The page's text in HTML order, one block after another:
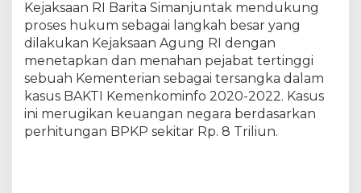
n
g
a
n
N
e
a
r
Kejaksaan RI Barita Simanjuntak mendukung
proses hukum sebagai langkah besar yang
dilakukan Kejaksaan Agung RI dengan
menetapkan dan menahan pejabat tertinggi
sebuah Kementerian sebagai tersangka dalam
kasus BAKTI Kemenkominfo 2020-2022. Kasus
ini merugikan keuangan negara berdasarkan
perhitungan BPKP sekitar Rp. 8 Triliun.